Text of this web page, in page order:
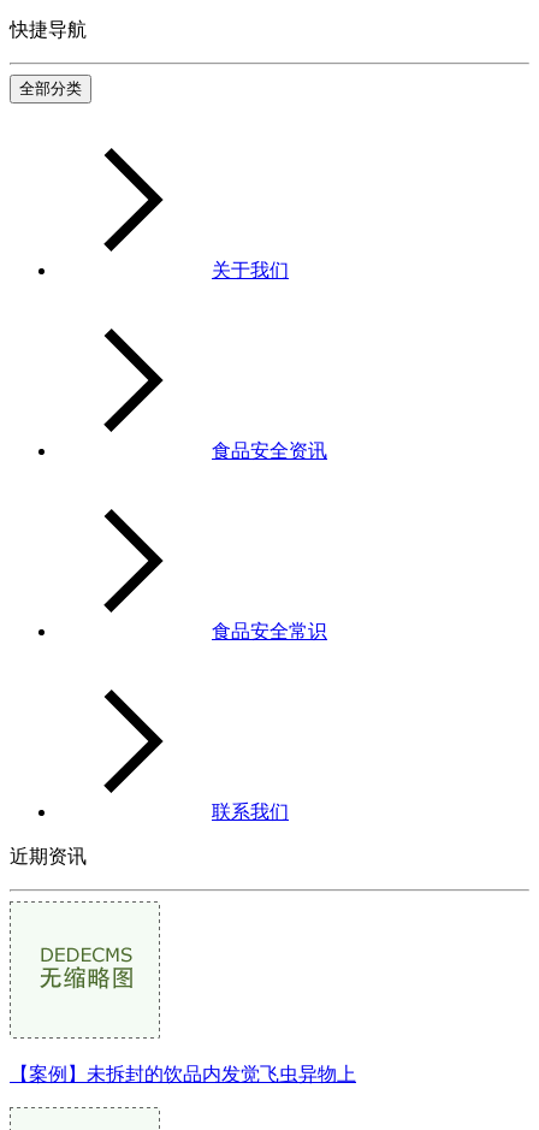
快捷导航
全部分类
关于我们
食品安全资讯
食品安全常识
联系我们
近期资讯
【案例】未拆封的饮品内发觉飞虫异物上